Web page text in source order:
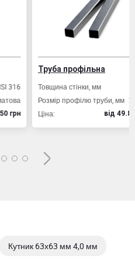
Вибрати склад
Труба профільна
Товщина стінки, мм
Розмір профілю труби, мм 20х20
Ціна:
вiд 49.80 грн
Кутник 63х63 мм 4,0 мм